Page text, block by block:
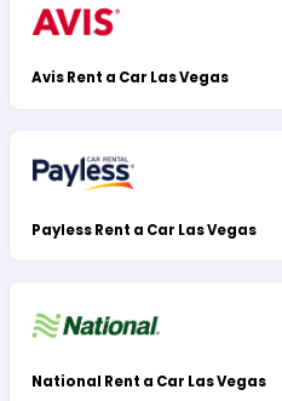
Avis Rent a Car Las Vegas
Payless Rent a Car Las Vegas
National Rent a Car Las Vegas